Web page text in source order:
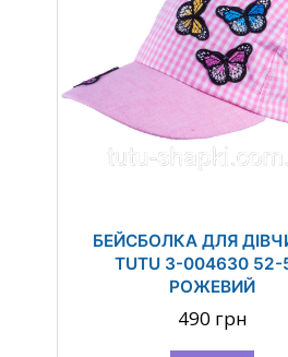
БЕЙСБОЛКА ДЛЯ
TUTU 3-004630 52-
РОЖЕВИЙ
490 грн